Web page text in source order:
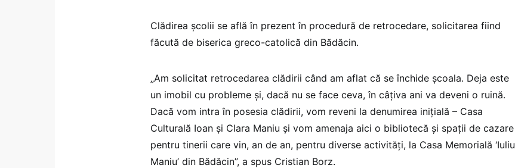
Clădirea şcolii se află în prezent în procedură de retrocedare, solicitarea fiind
făcută de biserica greco-catolică din Bădăcin.
„Am solicitat retrocedarea clădirii când am aflat că se închide şcoala. Deja este
un imobil cu probleme şi, dacă nu se face ceva, în câţiva ani va deveni o ruină.
Dacă vom intra în posesia clădirii, vom reveni la denumirea iniţială – Casa
Culturală Ioan şi Clara Maniu şi vom amenaja aici o bibliotecă şi spaţii de cazare
pentru tinerii care vin, an de an, pentru diverse activităţi, la Casa Memorială ‘Iuliu
Maniu’ din Bădăcin”, a spus Cristian Borz.